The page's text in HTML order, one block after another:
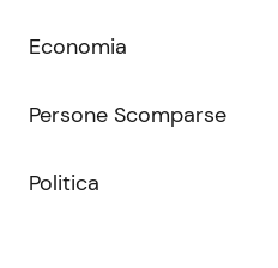
Economia
Persone Scomparse
Politica